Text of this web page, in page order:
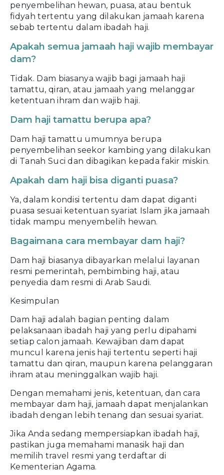
penyembelihan hewan, puasa, atau bentuk
fidyah tertentu yang dilakukan jamaah karena
sebab tertentu dalam ibadah haji.
Apakah semua jamaah haji wajib membayar
dam?
Tidak. Dam biasanya wajib bagi jamaah haji
tamattu, qiran, atau jamaah yang melanggar
ketentuan ihram dan wajib haji.
Dam haji tamattu berupa apa?
Dam haji tamattu umumnya berupa
penyembelihan seekor kambing yang dilakukan
di Tanah Suci dan dibagikan kepada fakir miskin.
Apakah dam haji bisa diganti puasa?
Ya, dalam kondisi tertentu dam dapat diganti
puasa sesuai ketentuan syariat Islam jika jamaah
tidak mampu menyembelih hewan.
Bagaimana cara membayar dam haji?
Dam haji biasanya dibayarkan melalui layanan
resmi pemerintah, pembimbing haji, atau
penyedia dam resmi di Arab Saudi.
Kesimpulan
Dam haji adalah bagian penting dalam
pelaksanaan ibadah haji yang perlu dipahami
setiap calon jamaah. Kewajiban dam dapat
muncul karena jenis haji tertentu seperti haji
tamattu dan qiran, maupun karena pelanggaran
ihram atau meninggalkan wajib haji.
Dengan memahami jenis, ketentuan, dan cara
membayar dam haji, jamaah dapat menjalankan
ibadah dengan lebih tenang dan sesuai syariat.
Jika Anda sedang mempersiapkan ibadah haji,
pastikan juga memahami manasik haji dan
memilih travel resmi yang terdaftar di
Kementerian Agama.